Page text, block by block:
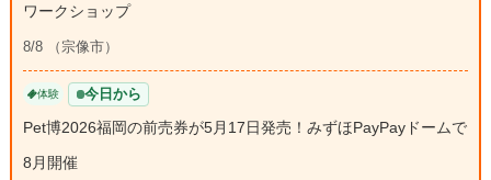
ワークショップ
8/8 （宗像市）
体験 今日から
Pet博2026福岡の前売券が5月17日発売！みずほPayPayドームで
8月開催